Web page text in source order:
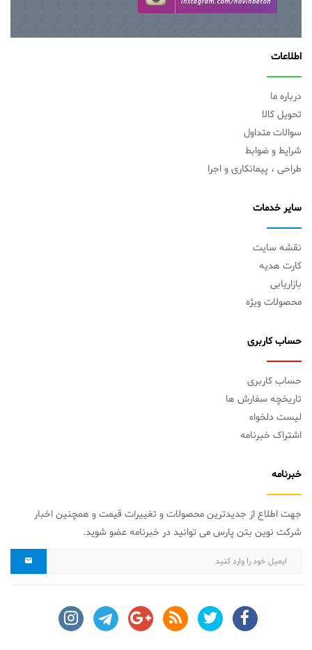
اطلاعات
درباره ما
تحویل کالا
سوالات متداول
شرایط و ضوابط
طراحی ، پیمانکاری و اجرا
سایر خدمات
نقشه سایت
کارت هدیه
بازاریابی
محصولات ویژه
حساب کاربری
حساب کاربری
تاریخچه سفارش ها
لیست دلخواه
اشتراک خبرنامه
خبرنامه
جهت اطلاع از جدیدترین محصولات و تغییرات قیمت و همچنین اخبار
شرکت نوین بتن پارس می توانید در خبرنامه عضو شوید.